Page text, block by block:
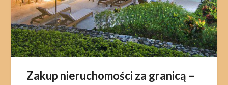
Zakup nieruchomości za granicą –